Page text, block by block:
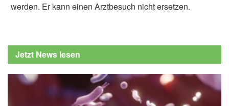
deprivation may lead to slower metabolism,
weight gain, (Abruf: 28.09.2019),
Journal of Lipid Research: Four nights of
sleep restriction suppress the postprandial
werden. Er kann einen Arztbesuch nicht ersetzen.
Jetzt News lesen